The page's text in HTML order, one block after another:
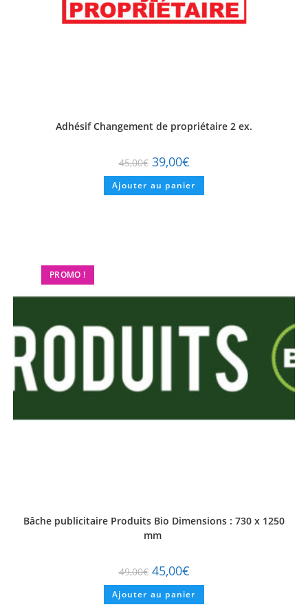
Adhésif Changement de propriétaire 2 ex.
45,00€ 39,00€
Ajouter au panier
PROMO !
Bâche publicitaire Produits Bio Dimensions : 730 x 1250
mm
49,00€ 45,00€
Ajouter au panier